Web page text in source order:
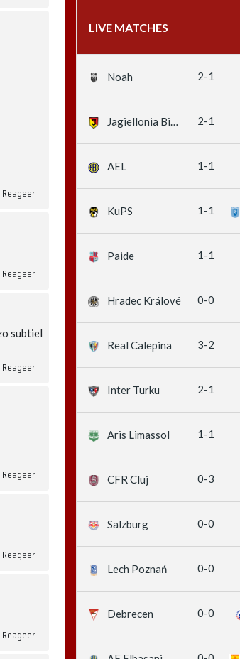
Reageer
Reageer
subtiel
Reageer
Reageer
Reageer
Reageer
LIVE MATCHES
Noah 2-1
Jagiellonia Białystok 2-1
AEL 1-1
KuPS 1-1
Paide 1-1
Hradec Králové 0-0
Real Calepina 3-2
Inter Turku 2-1
Aris Limassol 1-1
CFR Cluj 0-3
Salzburg 0-0
Lech Poznań 0-0
Debrecen 0-0